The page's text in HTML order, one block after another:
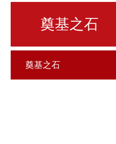
奠基之石
奠基之石